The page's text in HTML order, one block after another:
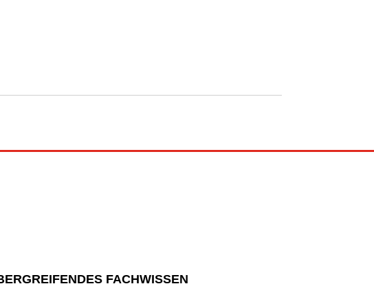
FACHWISSEN